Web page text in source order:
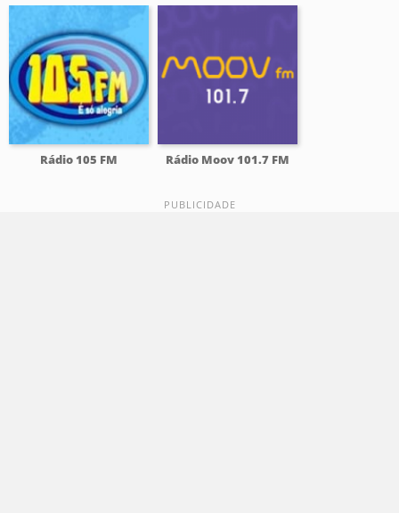
Rádio 105 FM Rádio Moov 101.7 FM